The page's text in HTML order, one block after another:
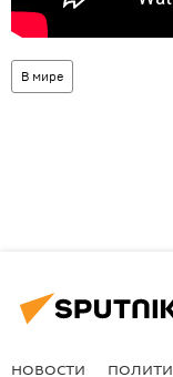
В мире
НОВОСТИ